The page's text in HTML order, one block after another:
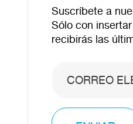
Suscríbete a
Sólo con
recibirás las